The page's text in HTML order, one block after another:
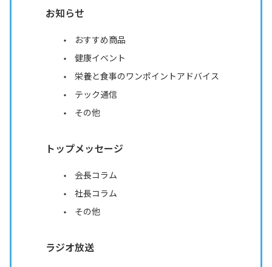
お知らせ
おすすめ商品
健康イベント
栄養と食事のワンポイントアドバイス
テック通信
その他
トップメッセージ
会長コラム
社長コラム
その他
ラジオ放送